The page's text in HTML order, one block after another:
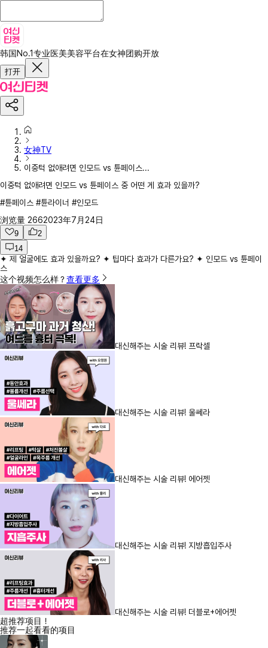
韩国No.1专业医美美容平台在女神团购开放
打开
女神TV
이중턱 없애려면 인모드 vs 튠페이스...
이중턱 없애려면 인모드 vs 튠페이스 중 어떤 게 효과 있을까?
#튠페이스 #튠라이너 #인모드
浏览量 2662023年7月24日
9
2
14
✦ 제 얼굴에도 효과 있을까요? ✦ 팁마다 효과가 다른가요? ✦ 인모드 vs 튠페이
스
这个视频怎么样？查看更多
대신해주는 시술 리뷰! 프락셀
대신해주는 시술 리뷰! 울쎄라
대신해주는 시술 리뷰! 에어젯
대신해주는 시술 리뷰! 지방흡입주사
대신해주는 시술 리뷰! 더블로+에어젯
超推荐项目！
推荐一起看看的项目